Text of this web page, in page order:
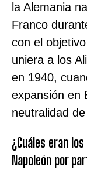
la Alemania
Franco
con el
uniera a los
en 1940,
expansión en
neutralidad
¿Cuáles eran
Napoleón por